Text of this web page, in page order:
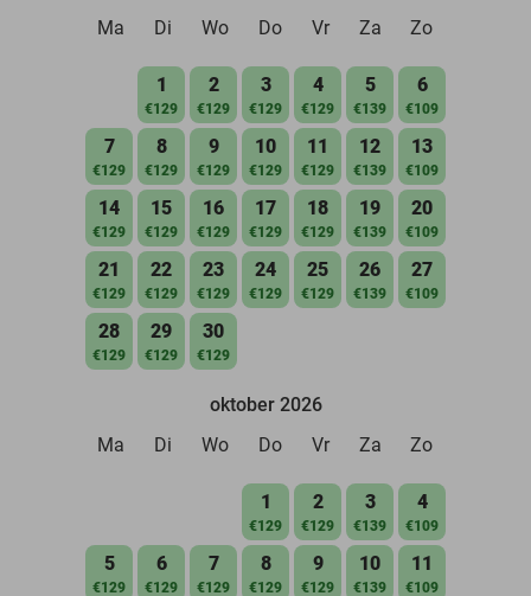
Ma
Di Wo Do Vr Za Zo
1
€129
2
€129
3
€129
4
€129
5
€139
6
€109
7
€129
8
€129
9
€129
10
€129
11
€129
12
€139
13
€109
14
€129
15
€129
16
€129
17
€129
18
€129
19
€139
20
€109
21
€129
22
€129
23
€129
24
€129
25
€129
26
€139
27
€109
28
€129
29
€129
30
€129
oktober 2026
Ma
Di Wo Do Vr Za Zo
1
€129
2
€129
3
€139
4
€109
5
€129
6
€129
7
€129
8
€129
9
€129
10
€139
11
€109